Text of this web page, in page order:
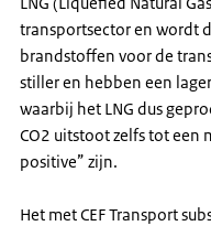
transportsector en wordt
brandstoffen voor de
stiller en hebben een
waarbij het LNG dus
CO2 uitstoot zelfs tot een
positive” zijn.
Het met CEF Transport